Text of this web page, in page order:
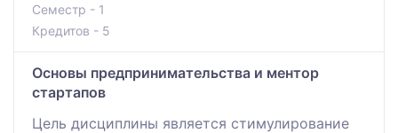
Семестр - 1
Кредитов - 5
Основы предпринимательства и ментор
стартапов
Цель дисциплины является стимулирование